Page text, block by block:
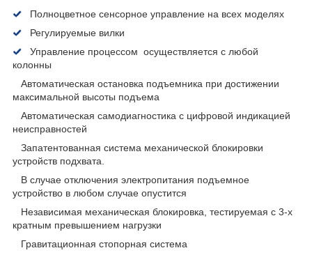
Полноцветное сенсорное управление на всех моделях
Регулируемые вилки
Управление процессом осуществляется с любой
колонны
Автоматическая остановка подъемника при достижении
максимальной высоты подъема
Автоматическая самодиагностика с цифровой индикацией
неисправностей
Запатентованная система механической блокировки
устройств подхвата.
В случае отключения электропитания подъемное
устройство в любом случае опустится
Независимая механическая блокировка, тестируемая с 3-х
кратным превышением нагрузки
Гравитационная стопорная система